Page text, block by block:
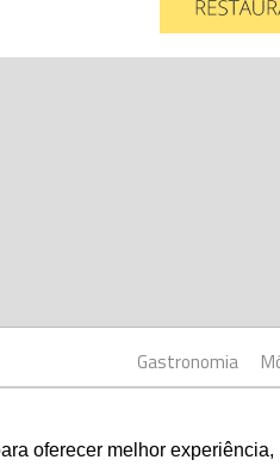
oferecer melhor
Gastronomia